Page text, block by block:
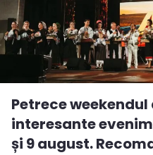
Petrece
interesante
și 9 august.